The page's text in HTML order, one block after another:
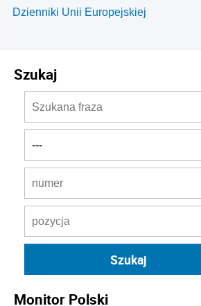
Dzienniki Unii Europejskiej
Szukaj
Monitor Polski